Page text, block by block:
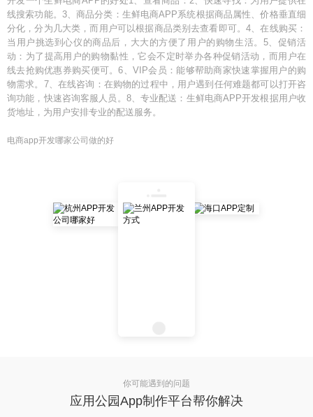
线搜索功能。3、商品分类：生鲜电商APP系统根据商品属性、价格垂直细
分化，分为几大类，而用户可以根据商品类别去查看即可。4、在线购买：
当用户挑选到心仪的商品后，大大的方便了用户的购物生活。5、促销活
动：为了提高用户的购物黏性，它会不定时举办各种促销活动，而用户在
线去抢购优惠券购买便可。6、VIP会员：能够帮助商家快速掌握用户的购
物需求。7、在线咨询：在购物的过程中，用户遇到任何难题都可以打开咨
询功能，快速咨询客服人员。8、专业配送：生鲜电商APP开发根据用户收
货地址，为用户安排专业的配送服务。
电商app开发哪家公司做的好
你可能遇到的问题
应用公园App制作平台帮你解决